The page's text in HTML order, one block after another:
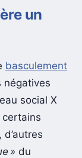
un
basculement
négatives
social X
, d’autres
» du